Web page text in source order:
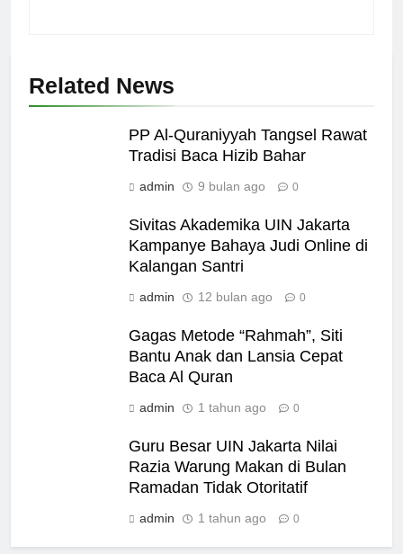
Related News
PP Al-Quraniyyah Tangsel Rawat
Tradisi Baca Hizib Bahar
admin 9 bulan ago 0
Sivitas Akademika UIN Jakarta
Kampanye Bahaya Judi Online di
Kalangan Santri
admin 12 bulan ago 0
Gagas Metode “Rahmah”, Siti
Bantu Anak dan Lansia Cepat
Baca Al Quran
admin 1 tahun ago 0
Guru Besar UIN Jakarta Nilai
Razia Warung Makan di Bulan
Ramadan Tidak Otoritatif
admin 1 tahun ago 0